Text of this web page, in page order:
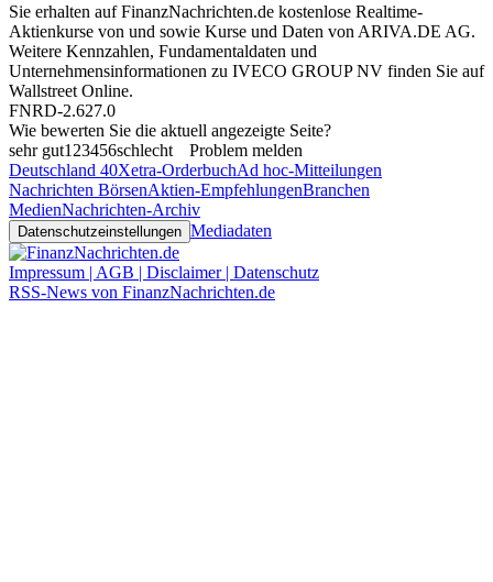
Sie erhalten auf FinanzNachrichten.de kostenlose Realtime-
Aktienkurse von und sowie Kurse und Daten von ARIVA.DE AG.
Weitere Kennzahlen, Fundamentaldaten und
Unternehmensinformationen zu IVECO GROUP NV finden Sie auf
Wallstreet Online.
FNRD-2.627.0
Wie bewerten Sie die aktuell angezeigte Seite?
sehr gut1 23456schlecht
Problem melden
Deutschland 40Xetra-OrderbuchAd hoc-Mitteilungen
Nachrichten BörsenAktien-EmpfehlungenBranchen
MedienNachrichten-Archiv
Datenschutzeinstellungen Mediadaten
Impressum | AGB | Disclaimer | Datenschutz
RSS-News von FinanzNachrichten.de